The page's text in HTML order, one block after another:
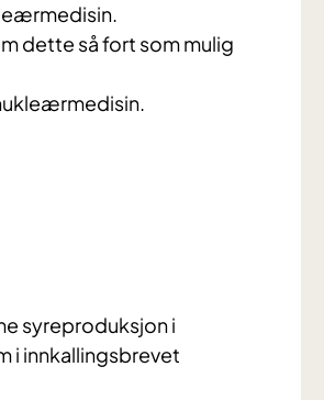
dette så fort som mulig
syreproduksjon i
i innkallingsbrevet